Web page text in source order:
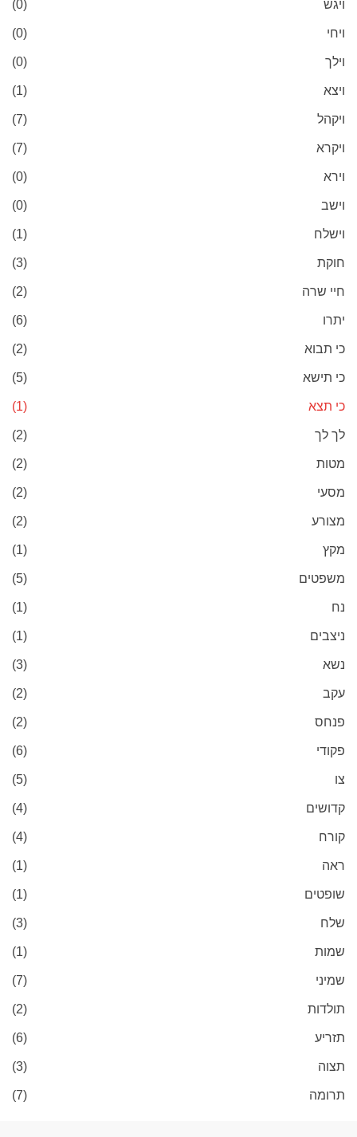
ויגש (0)
ויחי (0)
וילך (0)
ויצא (1)
ויקהל (7)
ויקרא (7)
וירא (0)
וישב (0)
וישלח (1)
חוקת (3)
חיי שרה (2)
יתרו (6)
כי תבוא (2)
כי תישא (5)
כי תצא (1)
לך לך (2)
מטות (2)
מסעי (2)
מצורע (2)
מקץ (1)
משפטים (5)
נח (1)
ניצבים (1)
נשא (3)
עקב (2)
פנחס (2)
פקודי (6)
צו (5)
קדושים (4)
קורח (4)
ראה (1)
שופטים (1)
שלח (3)
שמות (1)
שמיני (7)
תולדות (2)
תזריע (6)
תצוה (3)
תרומה (7)